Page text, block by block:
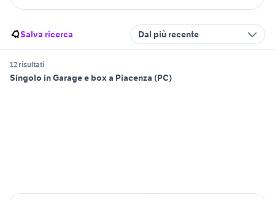
Salva ricerca Dal più recente
12 risultati
Singolo in Garage e box a Piacenza (PC)